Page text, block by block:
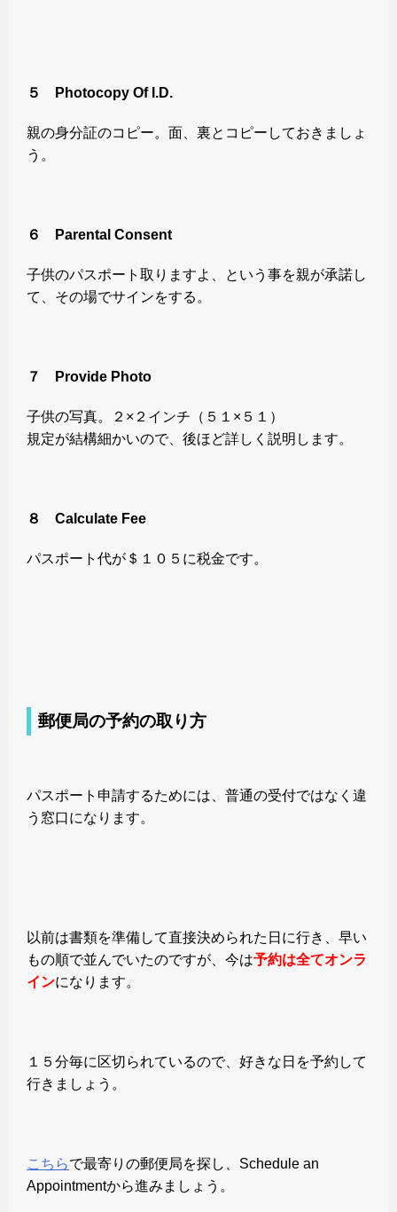
５ Photocopy Of I.D.
親の身分証のコピー。面、裏とコピーしておきましょ
う。
６ Parental Consent
子供のパスポート取りますよ、という事を親が承諾し
て、その場でサインをする。
７ Provide Photo
子供の写真。２×２インチ（５１×５１）
規定が結構細かいので、後ほど詳しく説明します。
８ Calculate Fee
パスポート代が＄１０５に税金です。
郵便局の予約の取り方
パスポート申請するためには、普通の受付ではなく違
う窓口になります。
以前は書類を準備して直接決められた日に行き、早い
もの順で並んでいたのですが、今は予約は全てオンラ
インになります。
１５分毎に区切られているので、好きな日を予約して
行きましょう。
こちらで最寄りの郵便局を探し、Schedule an
Appointmentから進みましょう。